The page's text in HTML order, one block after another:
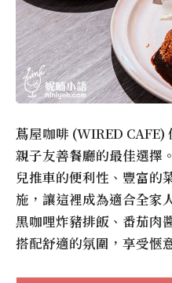
蔦屋咖啡 (WIRED CAFE)
親子友善餐廳的最佳選擇
兒推車的便利性、豐富的
施，讓這裡成為適合全家
黑咖哩炸豬排飯、番茄肉
搭配舒適的氛圍，享受愜